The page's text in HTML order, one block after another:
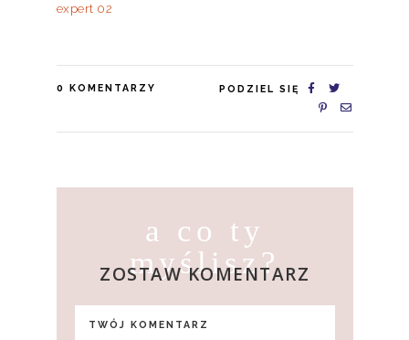
expert 02
0 KOMENTARZY PODZIEL SIĘ
a co ty
myślisz?
ZOSTAW KOMENTARZ